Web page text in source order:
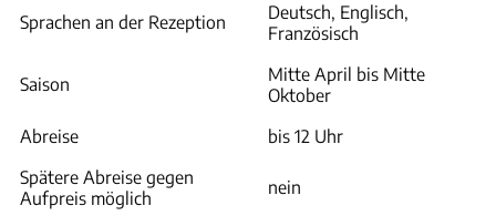
Sprachen an der Rezeption
Deutsch, Englisch,
Französisch
Saison
Mitte April bis Mitte
Oktober
Abreise
bis 12 Uhr
Spätere Abreise gegen
Aufpreis möglich
nein